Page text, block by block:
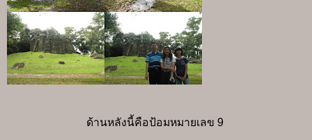
ด้านหลังนี้คือป้อมหมายเลข 9